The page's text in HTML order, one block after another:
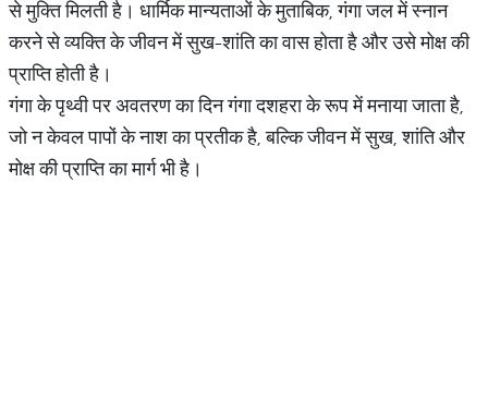
से मुक्ति मिलती है। धार्मिक मान्यताओं के मुताबिक, गंगा जल में स्नान
करने से व्यक्ति के जीवन में सुख-शांति का वास होता है और उसे मोक्ष की
प्राप्ति होती है।
गंगा के पृथ्वी पर अवतरण का दिन गंगा दशहरा के रूप में मनाया जाता है,
जो न केवल पापों के नाश का प्रतीक है, बल्कि जीवन में सुख, शांति और
मोक्ष की प्राप्ति का मार्ग भी है।